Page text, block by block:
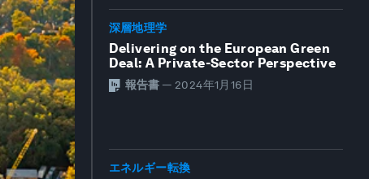
深層地理学
Delivering on the European Green
Deal: A Private-Sector Perspective
報告書 — 2024年1月16日
エネルギー転換